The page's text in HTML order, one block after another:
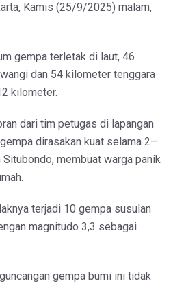
Kamis (25/9/2025) malam,
gempa terletak di laut, 46
dan 54 kilometer tenggara
kilometer.
dari tim petugas di lapangan
dirasakan kuat selama 2–
membuat warga panik
terjadi 10 gempa susulan
magnitudo 3,3 sebagai
gempa bumi ini tidak